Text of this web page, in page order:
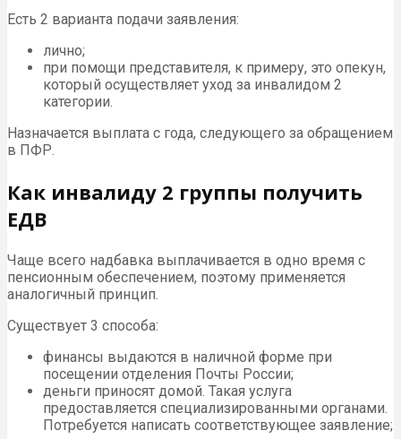
Есть 2 варианта подачи заявления:
лично;
при помощи представителя, к примеру, это опекун,
который осуществляет уход за инвалидом 2
категории.
Назначается выплата с года, следующего за обращением
в ПФР.
Как инвалиду 2 группы получить
ЕДВ
Чаще всего надбавка выплачивается в одно время с
пенсионным обеспечением, поэтому применяется
аналогичный принцип.
Существует 3 способа:
финансы выдаются в наличной форме при
посещении отделения Почты России;
деньги приносят домой. Такая услуга
предоставляется специализированными органами.
Потребуется написать соответствующее заявление;